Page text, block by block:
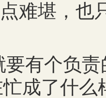
难堪，也
要有个负
成了什么